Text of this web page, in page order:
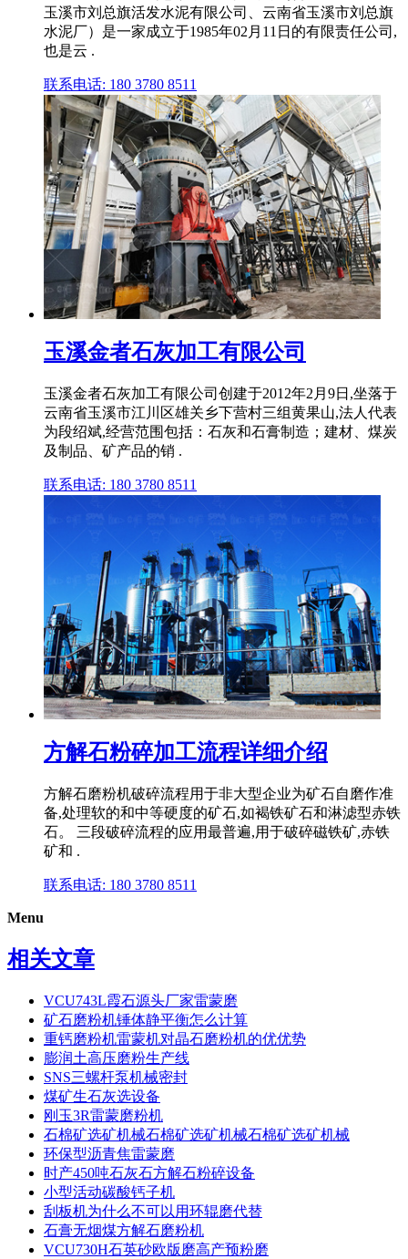
玉溪市刘总旗活发水泥有限公司、云南省玉溪市刘总旗
水泥厂）是⼀家成⽴于1985年02月11日的有限责任公司,
也是云 .
联系电话: 180 3780 8511
玉溪金者石灰加工有限公司
玉溪金者石灰加工有限公司创建于2012年2月9日,坐落于
云南省玉溪市江川区雄关乡下营村三组黄果山,法人代表
为段绍斌,经营范围包括：石灰和石膏制造；建材、煤炭
及制品、矿产品的销 .
联系电话: 180 3780 8511
方解石粉碎加工流程详细介绍
方解石磨粉机破碎流程用于非大型企业为矿石自磨作准
备,处理软的和中等硬度的矿石,如褐铁矿石和淋滤型赤铁
石。 三段破碎流程的应用最普遍,用于破碎磁铁矿,赤铁
矿和 .
联系电话: 180 3780 8511
Menu
相关文章
VCU743L霞石源头厂家雷蒙磨
矿石磨粉机锤体静平衡怎么计算
重钙磨粉机雷蒙机对晶石磨粉机的优优势
膨润土高压磨粉生产线
SNS三螺杆泵机械密封
煤矿生石灰选设备
刚玉3R雷蒙磨粉机
石棉矿选矿机械石棉矿选矿机械石棉矿选矿机械
环保型沥青焦雷蒙磨
时产450吨石灰石方解石粉碎设备
小型活动碳酸钙子机
刮板机为什么不可以用环辊磨代替
石膏无烟煤方解石磨粉机
VCU730H石英砂欧版磨高产预粉磨